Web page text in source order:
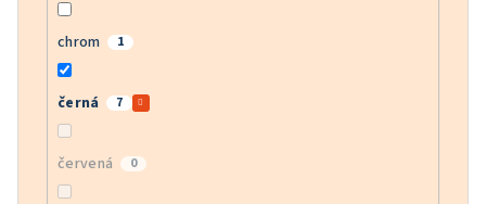
chrom 1
černá 7
červená 0